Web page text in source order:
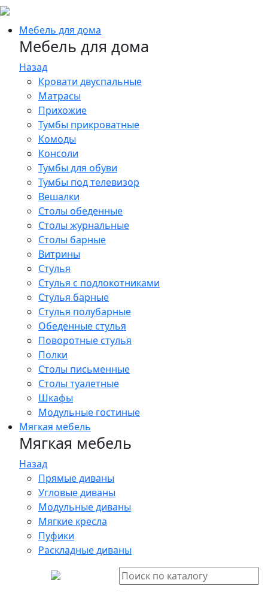
Мебель для дома
Мебель для дома
Назад
Кровати двуспальные
Матрасы
Прихожие
Тумбы прикроватные
Комоды
Консоли
Тумбы для обуви
Тумбы под телевизор
Вешалки
Столы обеденные
Столы журнальные
Столы барные
Витрины
Стулья
Стулья с подлокотниками
Стулья барные
Стулья полубарные
Обеденные стулья
Поворотные стулья
Полки
Столы письменные
Столы туалетные
Шкафы
Модульные гостиные
Мягкая мебель
Мягкая мебель
Назад
Прямые диваны
Угловые диваны
Модульные диваны
Мягкие кресла
Пуфики
Раскладные диваны